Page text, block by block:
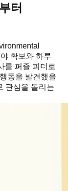
터
확보와 하루
를 퍼즐 피더로
동을 발견했을
관심을 돌리는